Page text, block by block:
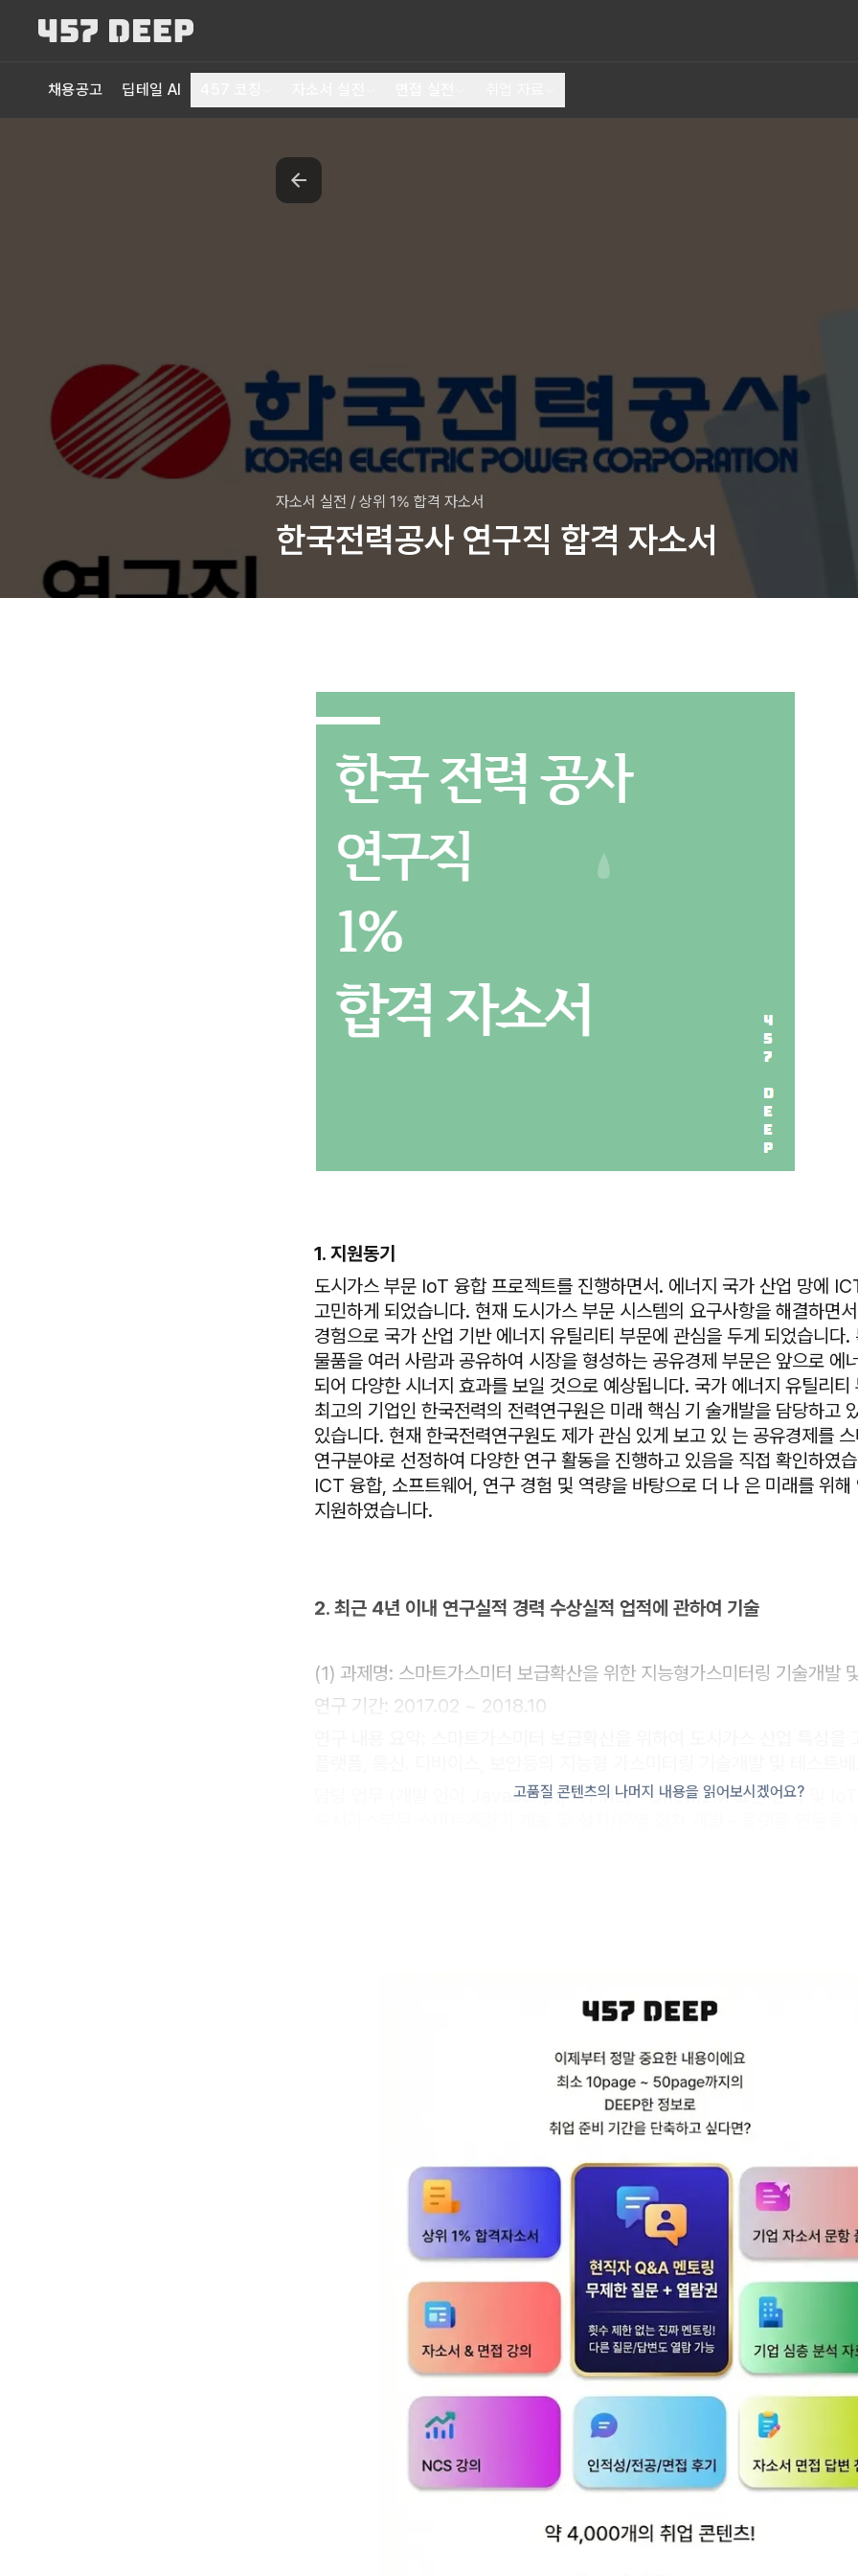
채용공고 딥테일 AI
자소서 실전 / 상위 1% 합격 자소서
한국전력공사 연구직 합격 자소서
1. 지원동기
도시가스 부문 IoT 융합 프로젝트를 진행하면서. 에너지 국가 산업 망에
고민하게 되었습니다. 현재 도시가스 부문 시스템의 요구사항을 해결하면
경험으로 국가 산업 기반 에너지 유틸리티 부문에 관심을 두게 되었습니다.
물품을 여러 사람과 공유하여 시장을 형성하는 공유경제 부문은 앞으로 에
되어 다양한 시너지 효과를 보일 것으로 예상됩니다. 국가 에너지 유틸리티
최고의 기업인 한국전력의 전력연구원은 미래 핵심 기 술개발을 담당하고
있습니다. 현재 한국전력연구원도 제가 관심 있게 보고 있 는 공유경제를
연구분야로 선정하여 다양한 연구 활동을 진행하고 있음을 직접 확인하였
ICT 융합, 소프트웨어, 연구 경험 및 역량을 바탕으로 더 나 은 미래를 위해
지원하였습니다.
2. 최근 4년 이내 연구실적 경력 수상실적 업적에 관하여 기술
(1) 과제명: 스마트가스미터 보급확산을 위한 지능형가스미터링 기술개발
연구 기간: 2017.02 ~ 2018.10
담당 업무 (개발 언어 Javascript, HTML) - OneM2M 표준 분석 및 IoT
고품질 콘텐츠의 나머지 내용을 읽어보시겠어요?